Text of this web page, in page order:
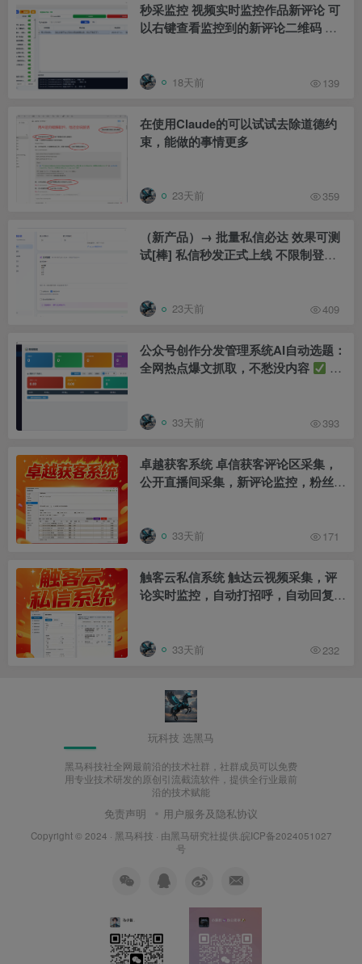
秒采监控 视频实时监控作品新评论 可
以右键查看监控到的新评论二维码 右
18天前 139
在使用Claude的可以试试去除道德约
束，能做的事情更多
23天前 359
（新产品）→ 批量私信必达 效果可测
试[棒] 私信秒发正式上线 不限制登录
机间隔时间发送 每条私信独立ip送达
23天前 409
公众号创作分发管理系统AI自动选题：
全网热点爆文抓取，不愁没内容
AI
率，提高过审率
多账号矩阵管理：
发布：定时定量发布，解放双手
量主收益统计：广告收入自动同步，收
益一目了然
33天前 393
卓越获客系统 卓信获客评论区采集，
公开直播间采集，新评论监控，粉丝群
留痕关注首作品点赞，自动回复新私
33天前 171
触客云私信系统 触达云视频采集，评
论实时监控，自动打招呼，自动回复私
33天前 232
玩科技 选黑马
黑马科技社全网最前沿的技术社群，社群成员可以免费
用专业技术研发的原创引流截流软件，提供全行业最前
沿的技术赋能
免责声明 用户服务及隐私协议
Copyright © 2024 · 黑马科技 · 由黑马研究社提供.皖ICP备2024051027
号